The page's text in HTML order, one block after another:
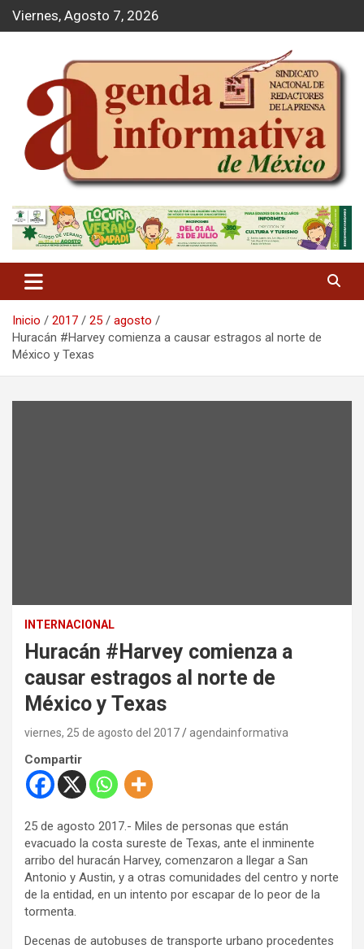
d
Viernes, Agosto 7, 2026
Agenda Informativa
Inicio 2017 25
agosto
Huracán #Harvey comienza a causar estragos al norte de
México y Texas
INTERNACIONAL
Huracán #Harvey comienza a
causar estragos al norte de
México y Texas
viernes, 25 de agosto del 2017 agendainformativa
Compartir
25 de agosto 2017.- Miles de personas que están
evacuado la costa sureste de Texas, ante el inminente
arribo del huracán Harvey, comenzaron a llegar a San
Antonio y Austin, y a otras comunidades del centro y norte
de la entidad, en un intento por escapar de lo peor de la
tormenta.
Decenas de autobuses de transporte urbano procedentes